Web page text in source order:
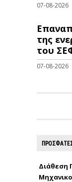
07-08-2026
της
του
07-08-2026
ΠΡΟΣΦΑΤΕΣ
Διάθεση